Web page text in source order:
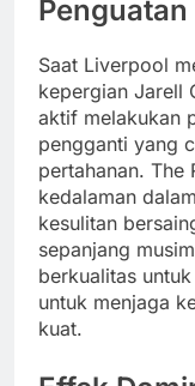
Saat Liverpool
kepergian Jarell
aktif melakukan
pengganti yang
pertahanan. The
kedalaman
kesulitan
sepanjang
berkualitas
untuk menjaga
kuat.